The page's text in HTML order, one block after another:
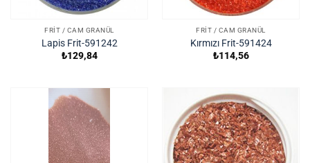
FRIT / CAM GRANÜL
Lapis Frit-591242
₺129,84
FRIT / CAM GRANÜL
Kırmızı Frit-591424
₺114,56